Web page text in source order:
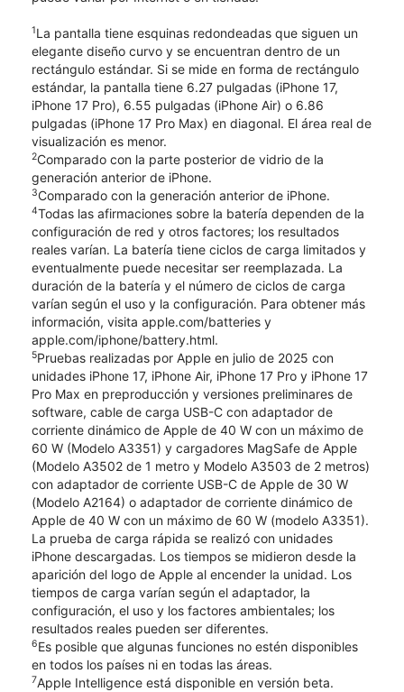
1La pantalla tiene esquinas redondeadas que siguen un
elegante diseño curvo y se encuentran dentro de un
rectángulo estándar. Si se mide en forma de rectángulo
estándar, la pantalla tiene 6.27 pulgadas (iPhone 17,
iPhone 17 Pro), 6.55 pulgadas (iPhone Air) o 6.86
pulgadas (iPhone 17 Pro Max) en diagonal. El área real de
visualización es menor.
2Comparado con la parte posterior de vidrio de la
generación anterior de iPhone.
3Comparado con la generación anterior de iPhone.
4Todas las afirmaciones sobre la batería dependen de la
configuración de red y otros factores; los resultados
reales varían. La batería tiene ciclos de carga limitados y
eventualmente puede necesitar ser reemplazada. La
duración de la batería y el número de ciclos de carga
varían según el uso y la configuración. Para obtener más
información, visita apple.com/batteries y
apple.com/iphone/battery.html.
5Pruebas realizadas por Apple en julio de 2025 con
unidades iPhone 17, iPhone Air, iPhone 17 Pro y iPhone 17
Pro Max en preproducción y versiones preliminares de
software, cable de carga USB-C con adaptador de
corriente dinámico de Apple de 40 W con un máximo de
60 W (Modelo A3351) y cargadores MagSafe de Apple
(Modelo A3502 de 1 metro y Modelo A3503 de 2 metros)
con adaptador de corriente USB-C de Apple de 30 W
(Modelo A2164) o adaptador de corriente dinámico de
Apple de 40 W con un máximo de 60 W (modelo A3351).
La prueba de carga rápida se realizó con unidades
iPhone descargadas. Los tiempos se midieron desde la
aparición del logo de Apple al encender la unidad. Los
tiempos de carga varían según el adaptador, la
configuración, el uso y los factores ambientales; los
resultados reales pueden ser diferentes.
6Es posible que algunas funciones no estén disponibles
en todos los países ni en todas las áreas.
7Apple Intelligence está disponible en versión beta.